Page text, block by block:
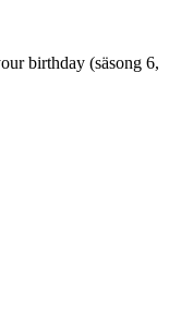
birthday (säsong 6,